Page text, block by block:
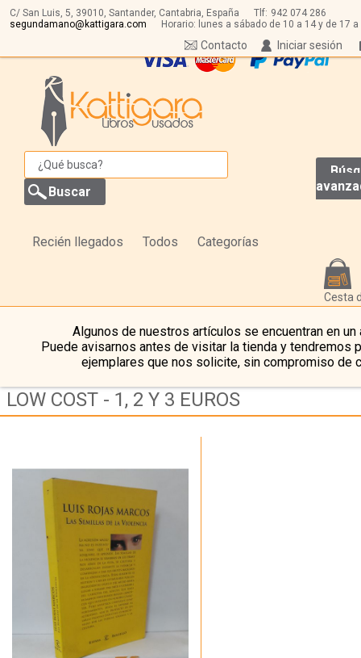
C/ San Luis, 5, 39010, Santander, Cantabria, España Tlf: 942 074 286
segundamano@kattigara.com
Horario: lunes a sábado de 10 a 14 y de 17 a
Iniciar sesión
Contacto
Recién llegados Todos Categorías
Cesta
Algunos de nuestros artículos se encuentran en un
Puede avisarnos antes de visitar la tienda y tendremos
ejemplares que nos solicite, sin compromiso de
LOW COST - 1, 2 Y 3 EUROS